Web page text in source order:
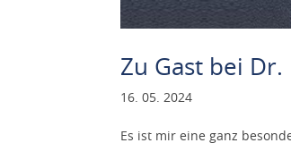
Zu Gast bei
16. 05. 2024
Es ist mir eine ganz